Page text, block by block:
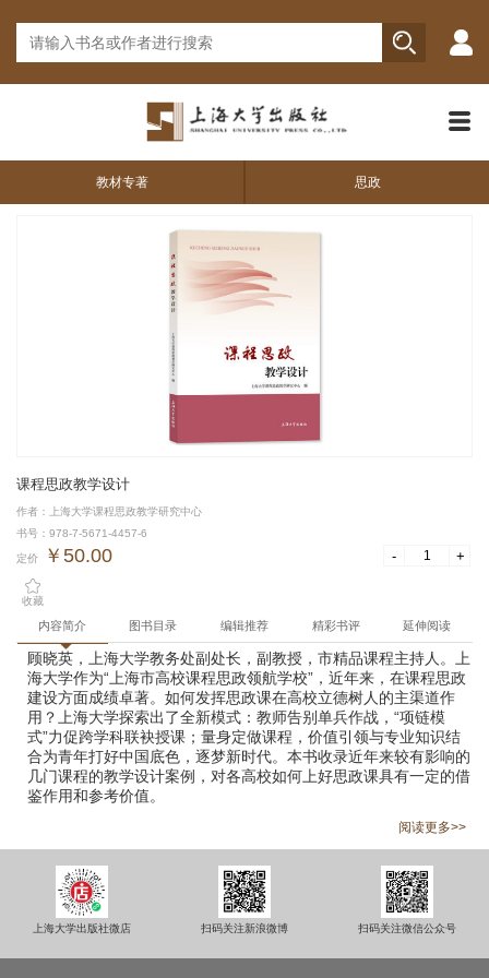
教材专著 思政
课程思政教学设计
作者：上海大学课程思政教学研究中心
书号：978-7-5671-4457-6
定价 ￥50.00 - +
收藏
内容简介 图书目录 编辑推荐 精彩书评 延伸阅读
顾晓英，上海大学教务处副处长，副教授，市精品课程主持人。上
海大学作为“上海市高校课程思政领航学校”，近年来，在课程思政
建设方面成绩卓著。如何发挥思政课在高校立德树人的主渠道作
用？上海大学探索出了全新模式：教师告别单兵作战，“项链模
式”力促跨学科联袂授课；量身定做课程，价值引领与专业知识结
合为青年打好中国底色，逐梦新时代。本书收录近年来较有影响的
几门课程的教学设计案例，对各高校如何上好思政课具有一定的借
鉴作用和参考价值。
阅读更多>>
上海大学出版社微店 扫码关注新浪微博 扫码关注微信公众号